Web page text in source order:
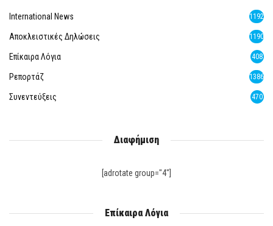
International News 1192
Αποκλειστικές Δηλώσεις 1190
Επίκαιρα Λόγια 408
Ρεπορτάζ 1386
Συνεντεύξεις 470
Διαφήμιση
[adrotate group="4"]
Επίκαιρα Λόγια